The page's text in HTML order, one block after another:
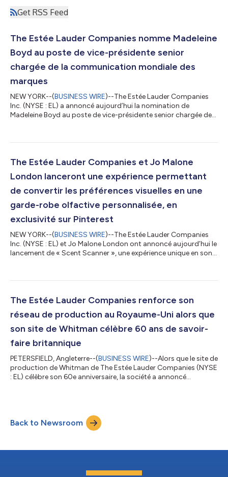
Get RSS Feed
The Estée Lauder Companies nomme Madeleine
Boyd au poste de vice-présidente senior
chargée de la communication mondiale des
marques
NEW YORK--(BUSINESS WIRE)--The Estée Lauder Companies
Inc. (NYSE : EL) a annoncé aujourd’hui la nomination de
Madeleine Boyd au poste de vice-présidente senior chargée de
l’entreprise pour renforcer les liens entre ses marques et les
nouvelle équipe intégrée chargée de la communication
mondiale des marques. À ce titre, elle...
The Estée Lauder Companies et Jo Malone
London lanceront une expérience permettant
de convertir les préférences visuelles en une
garde-robe olfactive personnalisée, en
exclusivité sur Pinterest
NEW YORK--(BUSINESS WIRE)--The Estée Lauder Companies
Inc. (NYSE : EL) et Jo Malone London ont annoncé aujourd’hui le
lancement de « Scent Scanner », une expérience unique en son
préférences visuelles exprimées par les utilisateurs sur leurs
parfums Jo Malone London. S'appuyant sur le succès de l'AI
The Estée Lauder Companies renforce son
réseau de production au Royaume-Uni alors que
son site de Whitman célèbre 60 ans de savoir-
faire britannique
PETERSFIELD, Angleterre--(BUSINESS WIRE)--Alors que le site de
production de Whitman de The Estée Lauder Companies (NYSE
: EL) célèbre son 60e anniversaire, la société a annoncé
britannique, de l’innovation et de la croissance dans le secteur
des parfums de prestige. Fondé en 1966, le site de Whitman
Back to Newsroom